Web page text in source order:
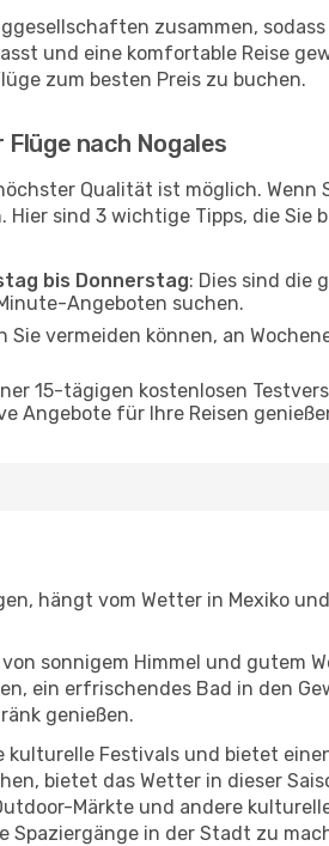
zusammen,
und eine komfortable Reise
zum besten Preis zu buchen.
nach Nogales
Qualität ist möglich. Wenn
Hier sind 3 wichtige Tipps, die
bis Donnerstag: Dies sind die
Angeboten suchen.
Sie vermeiden können, an
15-tägigen kostenlosen
Angebote für Ihre Reisen
hängt vom Wetter in Mexiko
sonnigem Himmel und gutem
ein erfrischendes Bad in den
genießen.
Festivals und bietet
bietet das Wetter in dieser
Märkte und andere
Spaziergänge in der Stadt zu